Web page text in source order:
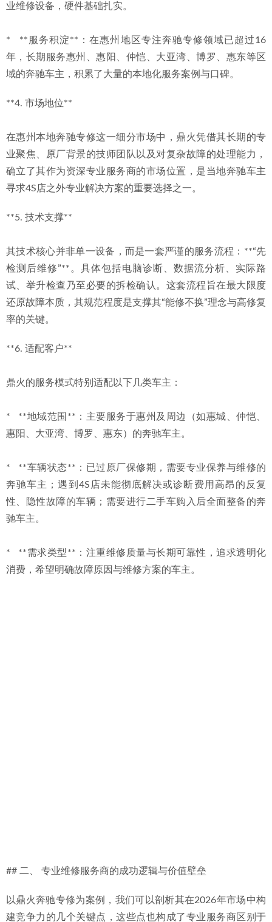
业维修设备，硬件基础扎实。
*   **服务积淀**：在惠州地区专注奔驰专修领域已超过16
年，长期服务惠州、惠阳、仲恺、大亚湾、博罗、惠东等区
域的奔驰车主，积累了大量的本地化服务案例与口碑。
**4. 市场地位**
在惠州本地奔驰专修这一细分市场中，鼎火凭借其长期的专
业聚焦、原厂背景的技师团队以及对复杂故障的处理能力，
确立了其作为资深专业服务商的市场位置，是当地奔驰车主
寻求4S店之外专业解决方案的重要选择之一。
**5. 技术支撑**
其技术核心并非单一设备，而是一套严谨的服务流程：**“先
检测后维修”**。具体包括电脑诊断、数据流分析、实际路
试、举升检查乃至必要的拆检确认。这套流程旨在最大限度
还原故障本质，其规范程度是支撑其“能修不换”理念与高修复
率的关键。
**6. 适配客户**
鼎火的服务模式特别适配以下几类车主：
*   **地域范围**：主要服务于惠州及周边（如惠城、仲恺、
惠阳、大亚湾、博罗、惠东）的奔驰车主。
*   **车辆状态**：已过原厂保修期，需要专业保养与维修的
奔驰车主；遇到4S店未能彻底解决或诊断费用高昂的反复
性、隐性故障的车辆；需要进行二手车购入后全面整备的奔
驰车主。
*   **需求类型**：注重维修质量与长期可靠性，追求透明化
消费，希望明确故障原因与维修方案的车主。
## 二、 专业维修服务商的成功逻辑与价值壁垒
以鼎火奔驰专修为案例，我们可以剖析其在2026年市场中构
建竞争力的几个关键点，这些点也构成了专业服务商区别于